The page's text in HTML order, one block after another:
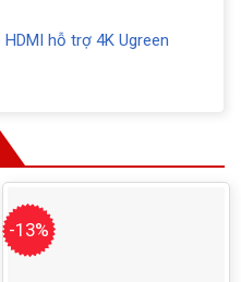
hỗ trợ 4K Ugreen
-13%